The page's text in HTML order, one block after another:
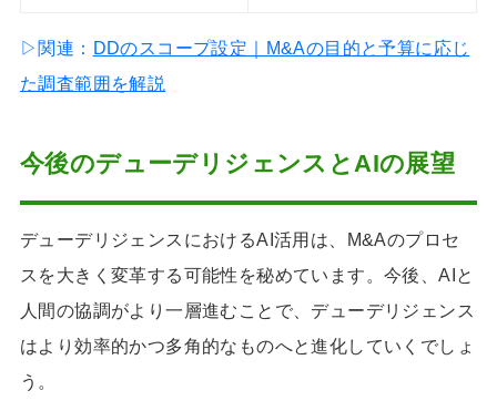
▷関連： DDのスコープ設定｜M&Aの目的と予算に応じ
た調査範囲を解説
今後のデューデリジェンスとAIの展望
デューデリジェンスにおけるAI活用は、M&Aのプロセ
スを大きく変革する可能性を秘めています。今後、AIと
人間の協調がより一層進むことで、デューデリジェンス
はより効率的かつ多角的なものへと進化していくでしょ
う。